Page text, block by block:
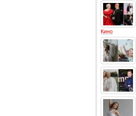
Кино